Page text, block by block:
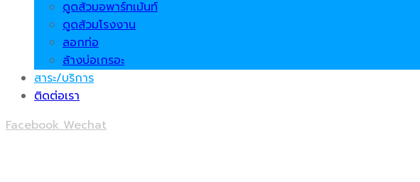
ดูดส้วมอพาร์ทเม้นท์
ดูดส้วมโรงงาน
ลอกท่อ
ล้างบ่อเกรอะ
สาระ/บริการ
ติดต่อเรา
Facebook Wechat